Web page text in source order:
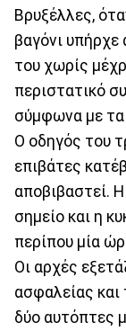
Βρυξέλλες,
βαγόνι
του χωρίς
περιστατικό
σύμφωνα με τα
Ο οδηγός του
επιβάτες
αποβιβαστεί.
σημείο και η
περίπου μία
Οι αρχές
ασφαλείας και
δύο αυτόπτες